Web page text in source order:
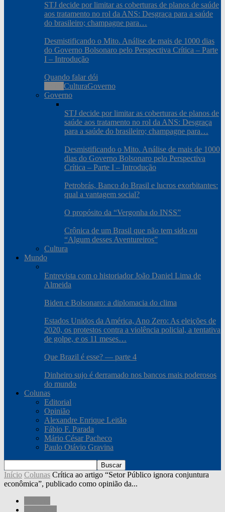
STJ decide por limitar as coberturas de planos de saúde
aos tratamento no rol da ANS: Desgraça para a saúde
do brasileiro; champagne para…
Desmistificando o Mito. Análise de mais de 1000 dias
do Governo Bolsonaro pelo Perspectiva Crítica – Parte
I – Introdução
Quando falar dói
CulturaGoverno
Governo
STJ decide por limitar as coberturas de planos de
saúde aos tratamento no rol da ANS: Desgraça
para a saúde do brasileiro; champagne para…
Desmistificando o Mito. Análise de mais de 1000
dias do Governo Bolsonaro pelo Perspectiva
Crítica – Parte I – Introdução
Petrobrás, Banco do Brasil e lucros exorbitantes:
qual a vantagem social?
O propósito da “Vergonha do INSS”
Crônica de um Brasil que não tem sido ou
“Algum desses Aventureiros”
Cultura
Mundo
Entrevista com o historiador João Daniel Lima de
Almeida
Biden e Bolsonaro: a diplomacia do clima
Estados Unidos da América, Ano Zero: As eleições de
2020, os protestos contra a violência policial, a tentativa
de golpe, e os 11 meses…
Que Brazil é esse? — parte 4
Dinheiro sujo é derramado nos bancos mais poderosos
do mundo
Colunas
Editorial
Opinião
Alexandre Enrique Leitão
Fábio F. Parada
Mário César Pacheco
Paulo Otávio Gravina
Início Colunas Crítica ao artigo “Setor Público ignora conjuntura
econômica”, publicado como opinião da...